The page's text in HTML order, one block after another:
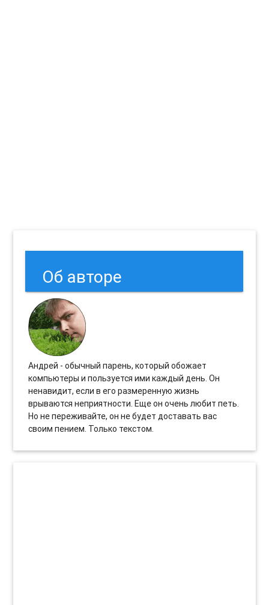
Об авторе
Андрей - обычный парень, который обожает
компьютеры и пользуется ими каждый день. Он
ненавидит, если в его размеренную жизнь
врываются неприятности. Еще он очень любит петь.
Но не переживайте, он не будет доставать вас
своим пением. Только текстом.